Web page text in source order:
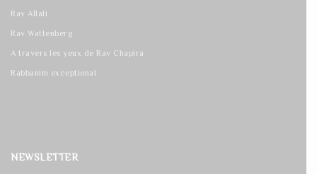
Rav Allali
Rav Wattenberg
A travers les yeux de Rav Chapira
Rabbanim exceptional
NEWSLETTER